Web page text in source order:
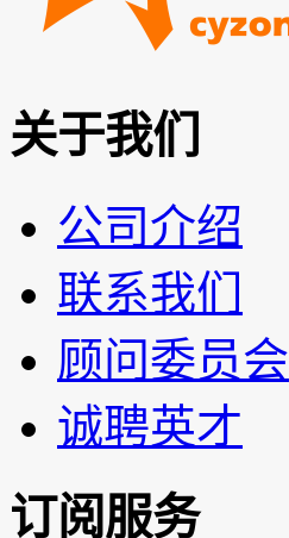
关于我们
公司介绍
联系我们
顾问委员会
诚聘英才
订阅服务